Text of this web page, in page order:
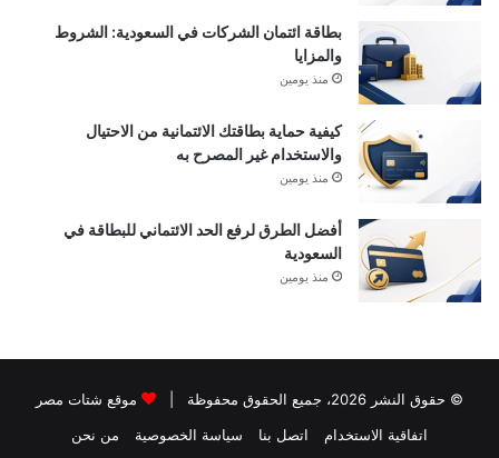
بطاقة ائتمان الشركات في السعودية: الشروط
والمزايا
منذ يومين
كيفية حماية بطاقتك الائتمانية من الاحتيال
والاستخدام غير المصرح به
منذ يومين
أفضل الطرق لرفع الحد الائتماني للبطاقة في
السعودية
منذ يومين
© حقوق النشر 2026، جميع الحقوق محفوظة |
موقع شتات مصر
اتفاقية الاستخدام
اتصل بنا سياسة الخصوصية من نحن